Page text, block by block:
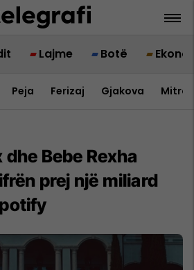
Lajme Botë
Peja Ferizaj Gjakova
Bebe Rexha
prej një miliard